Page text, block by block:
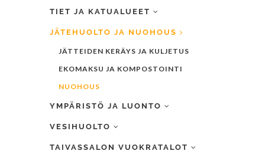
TIET JA KATUALUEET
JÄTEHUOLTO JA NUOHOUS
JÄTTEIDEN KERÄYS JA KULJETUS
EKOMAKSU JA KOMPOSTOINTI
NUOHOUS
YMPÄRISTÖ JA LUONTO
VESIHUOLTO
TAIVASSALON VUOKRATALOT